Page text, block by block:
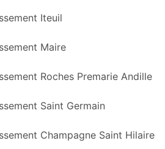
Iteuil
Maire
Roches Premarie Andille
Saint Germain
Champagne Saint Hilaire